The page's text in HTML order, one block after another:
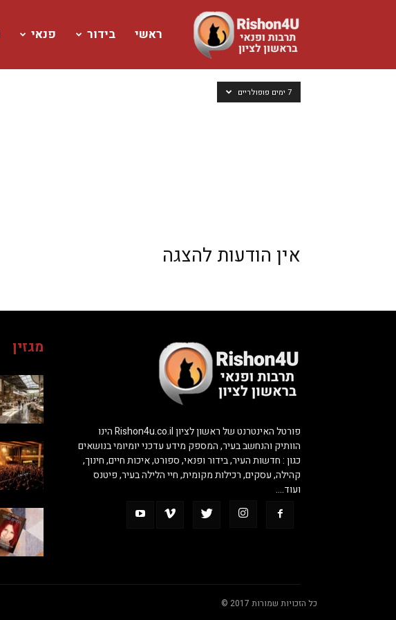
www.rishon4u.co.il
ראשי בידור פנאי
7 ימים פופולריים
אין הודעות להצגה
מגזין
פורטל האינטרנט של ראשון לציון Rishon4u.co.il הינו
הוותיק והנחשב בעיר, המספק מידע עדכני יומיומי בנושאים
כגון : חדשות העיר, בידור ופנאי, ספורט, איכות חיים, חינוך,
קהילה, עסקים, רכילות מקומית, חיי הלילה בעיר, פיטנס
ועוד….
כל הזכויות שמורות 2017 ©